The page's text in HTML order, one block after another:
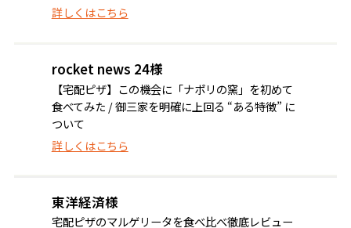
詳しくはこちら
rocket news 24様
【宅配ピザ】この機会に「ナポリの窯」を初めて
食べてみた / 御三家を明確に上回る “ある特徴” に
ついて
詳しくはこちら
東洋経済様
宅配ピザのマルゲリータを食べ比べ徹底レビュー